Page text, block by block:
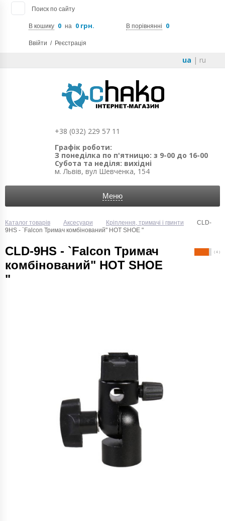
Поиск по сайту
В кошику 0 на 0 грн. В порівнянні 0
Ввійти / Реєстрація
ua | ru
+38 (032) 229 57 11
Графік роботи:
З понеділка по п'ятницю: з 9-00 до 16-00
Субота та неділя: вихідні
м. Львів, вул Шевченка, 154
Меню
Каталог товарів Аксесуари Кріплення, тримачі і гвинти
CLD-
9HS - `Falcon Тримач комбінований" HOT SHOE "
CLD-9HS - `Falcon Тримач
комбінований" HOT SHOE
"
( 4 )